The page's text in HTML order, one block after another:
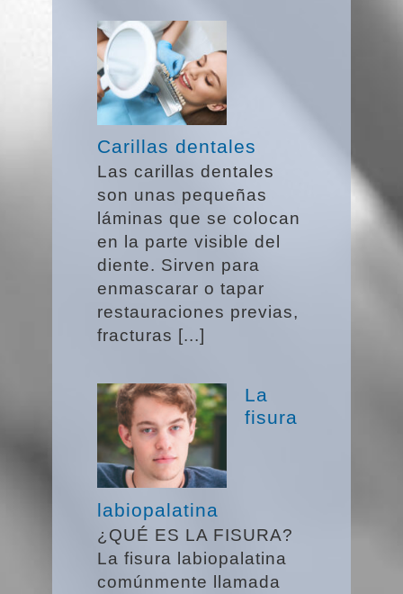
Carillas dentales
Las carillas dentales
son unas pequeñas
láminas que se colocan
en la parte visible del
diente. Sirven para
enmascarar o tapar
restauraciones previas,
fracturas [...]
La
fisura
labiopalatina
¿QUÉ ES LA FISURA?
La fisura labiopalatina
comúnmente llamada